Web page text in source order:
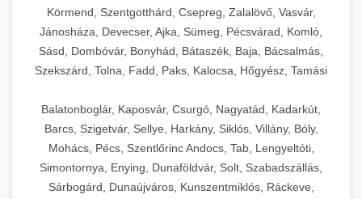
Körmend, Szentgotthárd, Csepreg, Zalalövő, Vasvár,
Jánosháza, Devecser, Ajka, Sümeg, Pécsvárad, Komló,
Sásd, Dombóvár, Bonyhád, Bátaszék, Baja, Bácsalmás,
Szekszárd, Tolna, Fadd, Paks, Kalocsa, Hőgyész, Tamási
Balatonboglár, Kaposvár, Csurgó, Nagyatád, Kadarkút,
Barcs, Szigetvár, Sellye, Harkány, Siklós, Villány, Bóly,
Mohács, Pécs, Szentlőrinc Andocs, Tab, Lengyeltóti,
Simontornya, Enying, Dunaföldvár, Solt, Szabadszállás,
Sárbogárd, Dunaújváros, Kunszentmiklós, Ráckeve,